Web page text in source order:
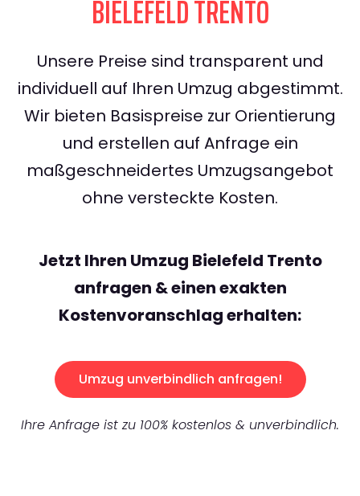
BIELEFELD TRENTO
Unsere Preise sind transparent und
individuell auf Ihren Umzug abgestimmt.
Wir bieten Basispreise zur Orientierung
und erstellen auf Anfrage ein
maßgeschneidertes Umzugsangebot
ohne versteckte Kosten.
Jetzt Ihren Umzug Bielefeld Trento
anfragen & einen exakten
Kostenvoranschlag erhalten:
Umzug unverbindlich anfragen!
Ihre Anfrage ist zu 100% kostenlos & unverbindlich.